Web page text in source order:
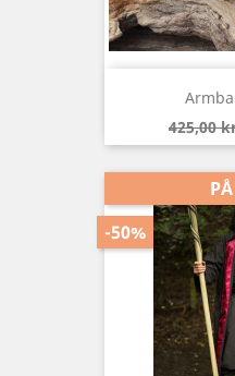
Baspris
425,00
-50%